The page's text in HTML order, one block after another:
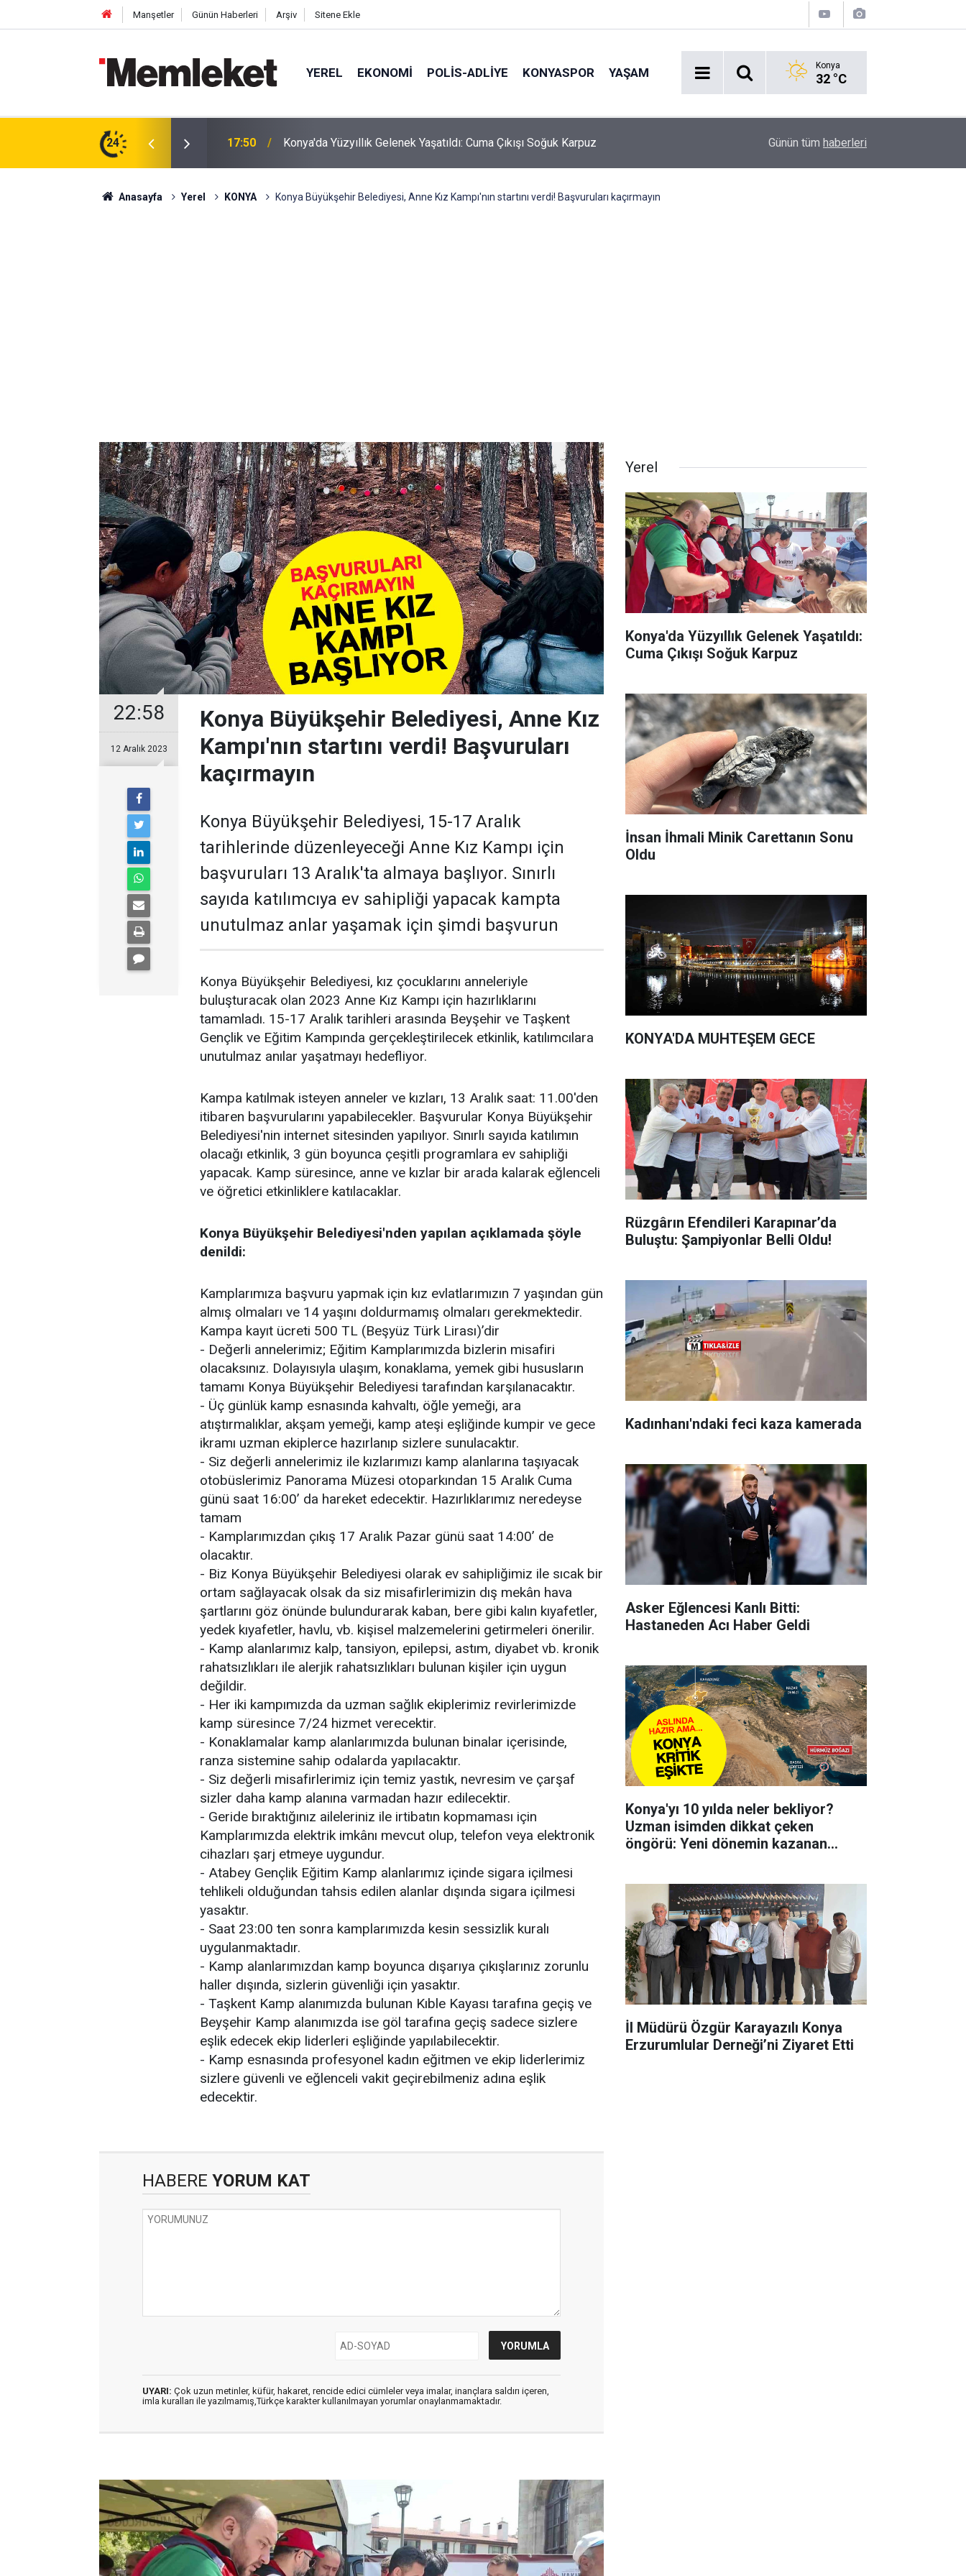
Manşetler Günün Haberleri Arşiv Sitene Ekle
YEREL EKONOMI POLİS-ADLİYE KONYASPOR YAŞAM Konya
32 °C
24
Cuma Çıkışı Soğuk Karpuz 17:48 İnsan İhmali Minik Carettanın Sonu Oldu Günün tüm haberleri
Anasayfa Yerel KONYA Konya Büyükşehir Belediyesi, Anne Kız Kampı'nın startını verdi! Başvuruları kaçırmayın
22:58
12 Aralık 2023
Konya Büyükşehir Belediyesi, Anne Kız
Kampı'nın startını verdi! Başvuruları
kaçırmayın
Konya Büyükşehir Belediyesi, 15-17 Aralık
tarihlerinde düzenleyeceği Anne Kız Kampı için
başvuruları 13 Aralık'ta almaya başlıyor. Sınırlı
sayıda katılımcıya ev sahipliği yapacak kampta
unutulmaz anlar yaşamak için şimdi başvurun
Konya Büyükşehir Belediyesi, kız çocuklarını anneleriyle
buluşturacak olan 2023 Anne Kız Kampı için hazırlıklarını
tamamladı. 15-17 Aralık tarihleri arasında Beyşehir ve Taşkent
Gençlik ve Eğitim Kampında gerçekleştirilecek etkinlik, katılımcılara
unutulmaz anılar yaşatmayı hedefliyor.
Kampa katılmak isteyen anneler ve kızları, 13 Aralık saat: 11.00'den
itibaren başvurularını yapabilecekler. Başvurular Konya Büyükşehir
Belediyesi'nin internet sitesinden yapılıyor. Sınırlı sayıda katılımın
olacağı etkinlik, 3 gün boyunca çeşitli programlara ev sahipliği
yapacak. Kamp süresince, anne ve kızlar bir arada kalarak eğlenceli
ve öğretici etkinliklere katılacaklar.
Konya Büyükşehir Belediyesi'nden yapılan açıklamada şöyle
denildi:
Kamplarımıza başvuru yapmak için kız evlatlarımızın 7 yaşından gün
almış olmaları ve 14 yaşını doldurmamış olmaları gerekmektedir.
Kampa kayıt ücreti 500 TL (Beşyüz Türk Lirası)’dir
- Değerli annelerimiz; Eğitim Kamplarımızda bizlerin misafiri
olacaksınız. Dolayısıyla ulaşım, konaklama, yemek gibi hususların
tamamı Konya Büyükşehir Belediyesi tarafından karşılanacaktır.
- Üç günlük kamp esnasında kahvaltı, öğle yemeği, ara
atıştırmalıklar, akşam yemeği, kamp ateşi eşliğinde kumpir ve gece
ikramı uzman ekiplerce hazırlanıp sizlere sunulacaktır.
- Siz değerli annelerimiz ile kızlarımızı kamp alanlarına taşıyacak
otobüslerimiz Panorama Müzesi otoparkından 15 Aralık Cuma
günü saat 16:00’ da hareket edecektir. Hazırlıklarımız neredeyse
tamam
- Kamplarımızdan çıkış 17 Aralık Pazar günü saat 14:00’ de
olacaktır.
- Biz Konya Büyükşehir Belediyesi olarak ev sahipliğimiz ile sıcak bir
ortam sağlayacak olsak da siz misafirlerimizin dış mekân hava
şartlarını göz önünde bulundurarak kaban, bere gibi kalın kıyafetler,
yedek kıyafetler, havlu, vb. kişisel malzemelerini getirmeleri önerilir.
- Kamp alanlarımız kalp, tansiyon, epilepsi, astım, diyabet vb. kronik
rahatsızlıkları ile alerjik rahatsızlıkları bulunan kişiler için uygun
değildir.
- Her iki kampımızda da uzman sağlık ekiplerimiz revirlerimizde
kamp süresince 7/24 hizmet verecektir.
- Konaklamalar kamp alanlarımızda bulunan binalar içerisinde,
ranza sistemine sahip odalarda yapılacaktır.
- Siz değerli misafirlerimiz için temiz yastık, nevresim ve çarşaf
sizler daha kamp alanına varmadan hazır edilecektir.
- Geride bıraktığınız aileleriniz ile irtibatın kopmaması için
Kamplarımızda elektrik imkânı mevcut olup, telefon veya elektronik
cihazları şarj etmeye uygundur.
- Atabey Gençlik Eğitim Kamp alanlarımız içinde sigara içilmesi
tehlikeli olduğundan tahsis edilen alanlar dışında sigara içilmesi
yasaktır.
- Saat 23:00 ten sonra kamplarımızda kesin sessizlik kuralı
uygulanmaktadır.
- Kamp alanlarımızdan kamp boyunca dışarıya çıkışlarınız zorunlu
haller dışında, sizlerin güvenliği için yasaktır.
- Taşkent Kamp alanımızda bulunan Kıble Kayası tarafına geçiş ve
Beyşehir Kamp alanımızda ise göl tarafına geçiş sadece sizlere
eşlik edecek ekip liderleri eşliğinde yapılabilecektir.
- Kamp esnasında profesyonel kadın eğitmen ve ekip liderlerimiz
sizlere güvenli ve eğlenceli vakit geçirebilmeniz adına eşlik
edecektir.
HABERE YORUM KAT
UYARI: Çok uzun metinler, küfür, hakaret, rencide edici cümleler veya imalar, inançlara saldırı içeren,
imla kuralları ile yazılmamış,Türkçe karakter kullanılmayan yorumlar onaylanmamaktadır.
Yerel
Konya'da Yüzyıllık Gelenek Yaşatıldı:
Cuma Çıkışı Soğuk Karpuz
İnsan İhmali Minik Carettanın Sonu
Oldu
KONYA'DA MUHTEŞEM GECE
Rüzgârın Efendileri Karapınar’da
Buluştu: Şampiyonlar Belli Oldu!
Kadınhanı'ndaki feci kaza kamerada
Asker Eğlencesi Kanlı Bitti:
Hastaneden Acı Haber Geldi
Konya'yı 10 yılda neler bekliyor?
Uzman isimden dikkat çeken
öngörü: Yeni dönemin kazanan
İl Müdürü Özgür Karayazılı Konya
Erzurumlular Derneği’ni Ziyaret Etti